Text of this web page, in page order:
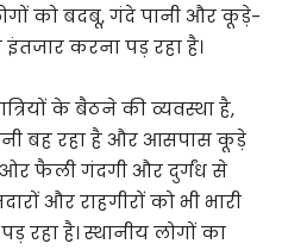
को बदबू, गंदे पानी और कूड़े-
करना पड़ रहा है।
के बैठने की व्यवस्था है,
बह रहा है और आसपास कूड़े
ओर फैली गंदगी और दुर्गंध से
और राहगीरों को भी भारी
रहा है। स्थानीय लोगों का